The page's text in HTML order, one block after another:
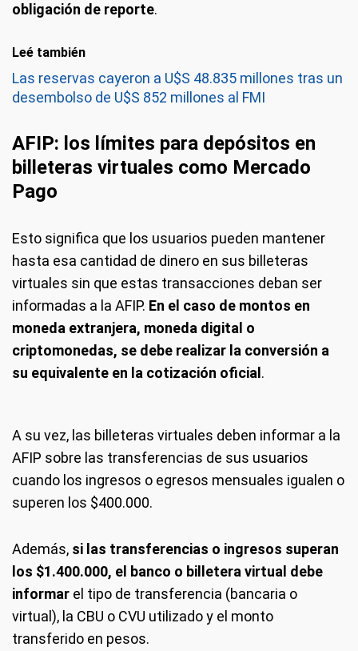
obligación de reporte.
Leé también
Las reservas cayeron a U$S 48.835 millones tras un
desembolso de U$S 852 millones al FMI
AFIP: los límites para depósitos en
billeteras virtuales como Mercado
Pago
Esto significa que los usuarios pueden mantener
hasta esa cantidad de dinero en sus billeteras
virtuales sin que estas transacciones deban ser
informadas a la AFIP. En el caso de montos en
moneda extranjera, moneda digital o
criptomonedas, se debe realizar la conversión a
su equivalente en la cotización oficial .
A su vez, las billeteras virtuales deben informar a la
AFIP sobre las transferencias de sus usuarios
cuando los ingresos o egresos mensuales igualen o
superen los $400.000.
Además, si las transferencias o ingresos superan
los $1.400.000, el banco o billetera virtual debe
informar el tipo de transferencia (bancaria o
virtual), la CBU o CVU utilizado y el monto
transferido en pesos.